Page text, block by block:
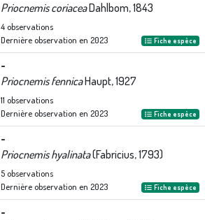
Priocnemis coriaceaDahlbom, 1843
4observations
Dernière observation en 2023 Fiche espèce
-
Priocnemis fennicaHaupt, 1927
11 observations
Dernière observation en 2023 Fiche espèce
-
Priocnemis hyalinata(Fabricius, 1793)
5observations
Dernière observation en 2023 Fiche espèce
-